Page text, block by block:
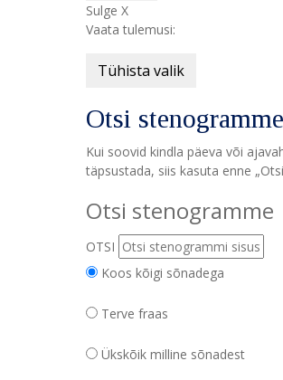
Sulge X
Vaata tulemusi:
Tühista valik
Otsi stenogramme
Kui soovid kindla päeva või
täpsustada, siis kasuta enne
Otsi stenogramme
OTSI
Koos kõigi sõnadega
Terve fraas
Ükskõik milline sõnadest